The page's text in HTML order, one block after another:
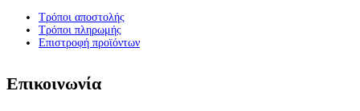
Τρόποι αποστολής
Τρόποι πληρωμής
Επιστροφή προϊόντων
Επικοινωνία